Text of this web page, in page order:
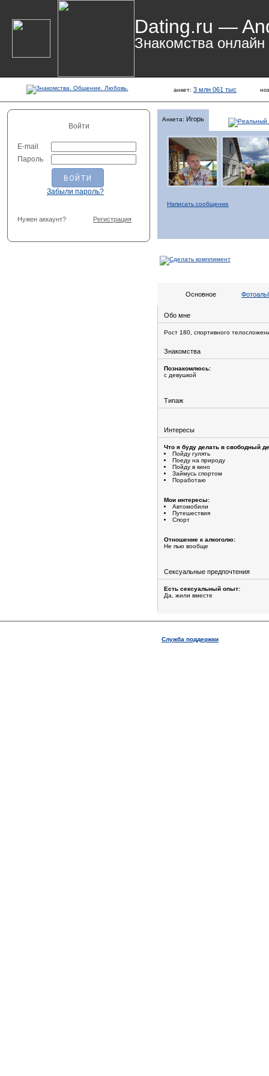
Dating.ru —
Знакомства онлайн
анкет: 3 млн 061 тыс
Войти
E-mail
Пароль
Забыли пароль?
Нужен аккаунт? Регистрация
Анкета: Игорь
Написать сообщение
Основное
Обо мне
Рост 180, спортивного
Знакомства
Познакомлюсь:
с девушкой
Типаж
Интересы
Что я буду делать в свободный
Пойду гулять
Поеду на природу
Пойду в кино
Займусь спортом
Поработаю
Мои интересы:
Автомобили
Путешествия
Спорт
Отношение к алкоголю:
Не пью вообще
Сексуальные предпочтения
Есть сексуальный опыт:
Да, жили вместе
Служба поддержки